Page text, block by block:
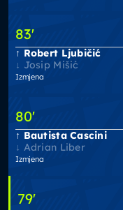
83'
Robert Ljubičić
Josip Mišić
Izmjena
80'
Bautista Cascini
Adrian Liber
Izmjena
79'